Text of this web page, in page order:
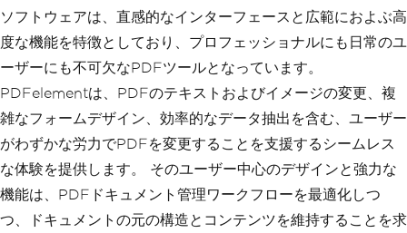
ソフトウェアは、直感的なインターフェースと広範におよぶ高
度な機能を特徴としており、プロフェッショナルにも日常のユ
ーザーにも不可欠なPDFツールとなっています。
PDFelementは、PDFのテキストおよびイメージの変更、複
雑なフォームデザイン、効率的なデータ抽出を含む、ユーザー
がわずかな労力でPDFを変更することを支援するシームレス
な体験を提供します。 そのユーザー中心のデザインと強力な
機能は、PDFドキュメント管理ワークフローを最適化しつ
つ、ドキュメントの元の構造とコンテンツを維持することを求